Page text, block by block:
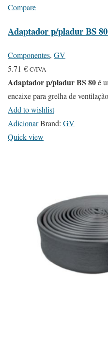
Compare
Adaptador p/pladur BS
Componentes, GV
5.71 € C/IVA
Adaptador p/pladur BS 80é
encaixe para grelha de
Add to wishlist
AdicionarBrand: GV
Quick view